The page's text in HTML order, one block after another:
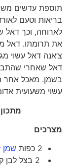
תוספת עדשים
בריאות וטעם לאורז
לארוחה, וכך דאל
את תרומתו. דאל
צ’אנה דאל עשוי
דאל שאחרי שהתבשל
בשמן. מאכל אחר
עשוי משעועית
מתכון:
מצרכים
2 כפות
שמן זית
2 בצל לבן קלופים